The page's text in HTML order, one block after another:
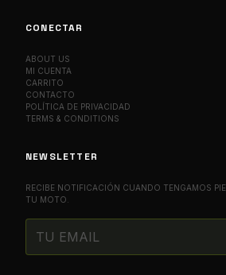
CONECTAR
ABOUT US
MI CUENTA
CARRITO
CONTACTO
POLÍTICA DE PRIVACIDAD
TERMS & CONDITIONS
NEWSLETTER
RECIBE NOTIFICACIÓN CUANDO TENGAMOS
TU MOTO.